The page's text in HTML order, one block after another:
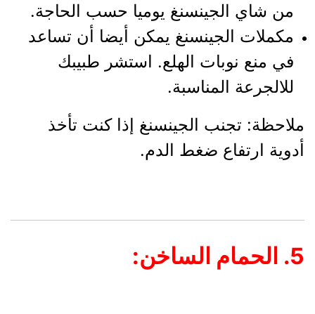
من شاي الجينسنغ يوميا حسب الحاجة.
مكملات الجينسنغ يمكن أيضا أن تساعد
في منع نوبات الهلع. استشر طبيبك
للالجرعة المناسبة.
ملاحظة: تجنب الجينسنغ إذا كنت تأخذ
أدوية ارتفاع ضغط الدم.
5. الحمام الساخن: